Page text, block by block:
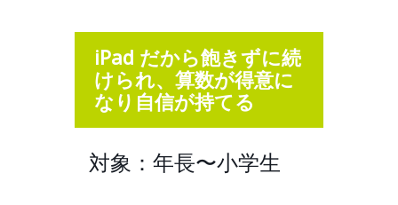
iPad だから飽きずに続
けられ、算数が得意に
なり自信が持てる
対象：年長〜小学生